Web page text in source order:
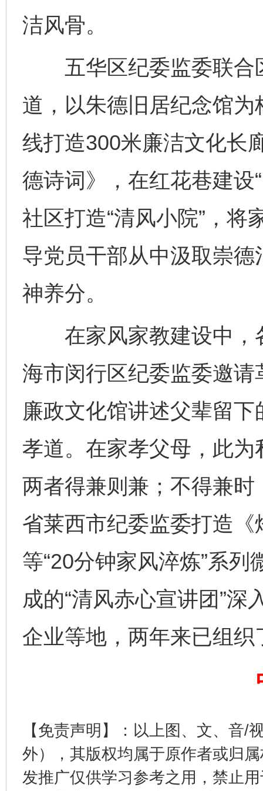
洁风骨。
五华区纪委监委联合
道，以朱德旧居纪念馆
线打造300米廉洁文化长
德诗词》，在红花巷建设
社区打造“清风小院”，将
导党员干部从中汲取崇
神养分。
在家风家教建设中，
海市闵行区纪委监委邀
廉政文化馆讲述父辈留
孝道。在家孝父母，此
两者得兼则兼；不得兼时
省莱西市纪委监委打造
等“20分钟家风淬炼”系
成的“清风赤心宣讲团”
企业等地，两年来已组织
【免责声明】：以上图、文、音/
外），其版权均属于原作者或归
发推广仅供学习参考之用，禁止
完善运行机制助力责任有效落实 一纸欠